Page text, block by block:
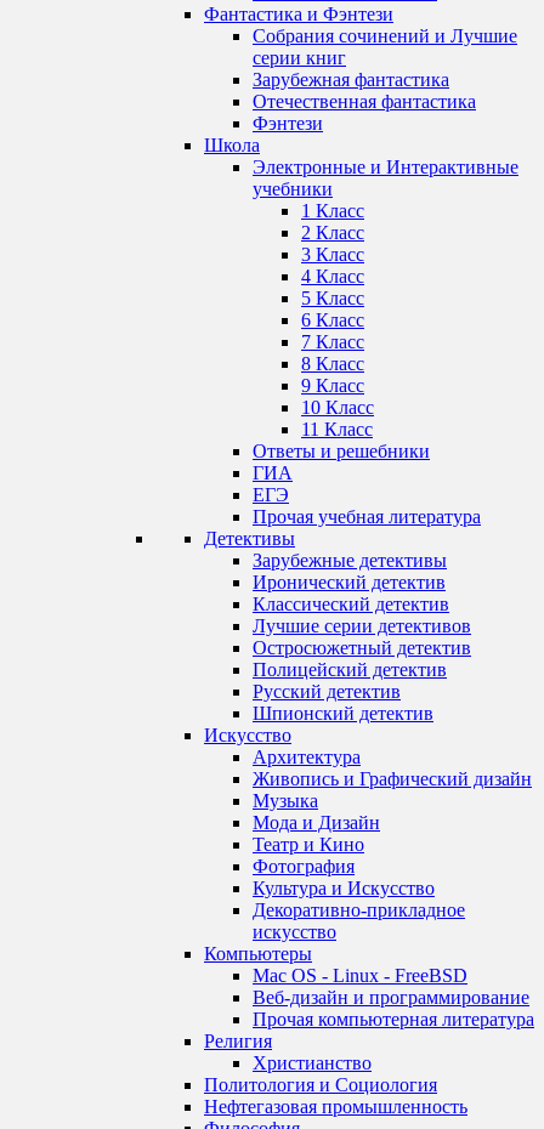
Фантастика и Фэнтези
Собрания сочинений и Лучшие
серии книг
Зарубежная фантастика
Отечественная фантастика
Фэнтези
Школа
Электронные и Интерактивные
учебники
1 Класс
2 Класс
3 Класс
4 Класс
5 Класс
6 Класс
7 Класс
8 Класс
9 Класс
10 Класс
11 Класс
Ответы и решебники
ГИА
ЕГЭ
Прочая учебная литература
Детективы
Зарубежные детективы
Иронический детектив
Классический детектив
Лучшие серии детективов
Остросюжетный детектив
Полицейский детектив
Русский детектив
Шпионский детектив
Искусство
Архитектура
Живопись и Графический дизайн
Музыка
Мода и Дизайн
Театр и Кино
Фотография
Культура и Искусство
Декоративно-прикладное
искусство
Компьютеры
Mac OS - Linux - FreeBSD
Веб-дизайн и программирование
Прочая компьютерная литература
Религия
Христианство
Политология и Социология
Нефтегазовая промышленность